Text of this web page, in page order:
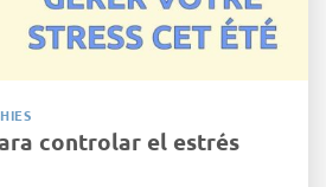
controlar el estrés